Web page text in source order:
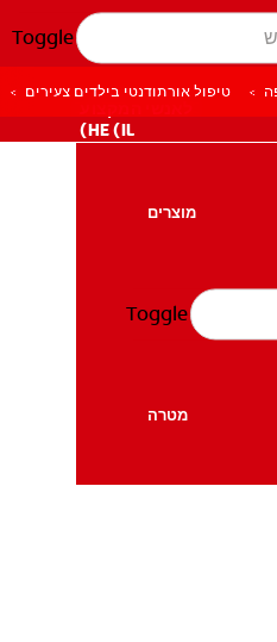
Toggle
HE (IL)
מוצרים
בריאות הפה
מטרה
Toggle
טיפול אורתודנטי בילדים צעירים
בחוט
יותר